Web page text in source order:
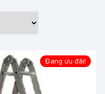
Đang ưu đãi!